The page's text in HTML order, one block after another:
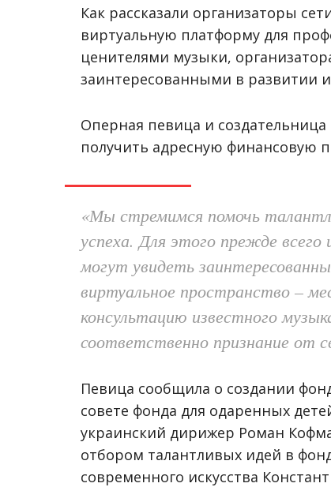
Как рассказали организаторы
виртуальную платформу для
ценителями музыки,
заинтересованными в развитии
Оперная певица и
получить адресную финансовую
«Мы стремимся помочь
успеха. Для этого прежде
могут увидеть
виртуальное пространство –
консультацию известного
соответственно признание от
Певица сообщила о создании
совете фонда для одаренных
украинский дирижер Роман
отбором талантливых идей в
современного искусства